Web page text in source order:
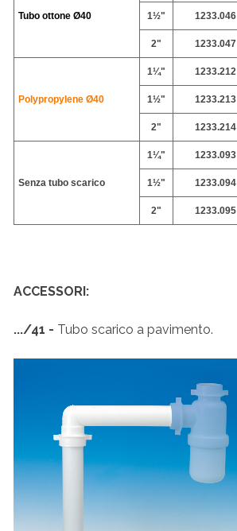
Tubo ottone Ø40 1½" 1233.046
2" 1233.047
Polypropylene Ø40
1¼" 1233.212
1½" 1233.213
2" 1233.214
Senza tubo scarico
1¼" 1233.093
1½" 1233.094
2" 1233.095
ACCESSORI:
.../41 - Tubo scarico a pavimento.